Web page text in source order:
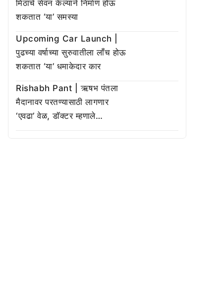
मिठाचे सेवन केल्याने निर्माण होऊ
शकतात ‘या’ समस्या
Upcoming Car Launch |
पुढच्या वर्षाच्या सुरुवातीला लाँच होऊ
शकतात ‘या’ धमाकेदार कार
Rishabh Pant | ऋषभ पंतला
मैदानावर परतण्यासाठी लागणार
‘एवढा’ वेळ, डॉक्टर म्हणाले…